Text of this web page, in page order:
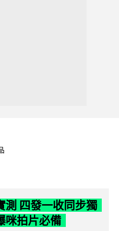
四發一收同步獨
咪拍片必備